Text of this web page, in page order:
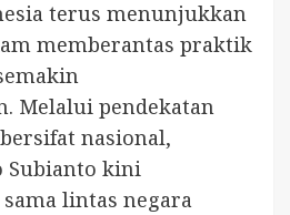
terus menunjukkan
memberantas praktik
Melalui pendekatan
nasional,
Subianto kini
lintas negara